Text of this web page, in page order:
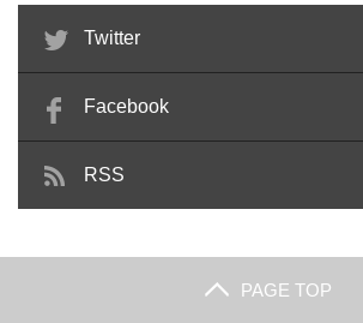
Twitter
Facebook
RSS
PAGE TOP